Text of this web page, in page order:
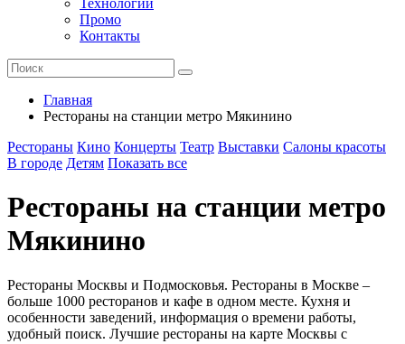
Технологии
Промо
Контакты
Главная
Рестораны на станции метро Мякинино
Рестораны Кино Концерты Театр Выставки Салоны красоты
В городе Детям Показать все
Рестораны на станции метро
Мякинино
Рестораны Москвы и Подмосковья. Рестораны в Москве –
больше 1000 ресторанов и кафе в одном месте. Кухня и
особенности заведений, информация о времени работы,
удобный поиск. Лучшие рестораны на карте Москвы с